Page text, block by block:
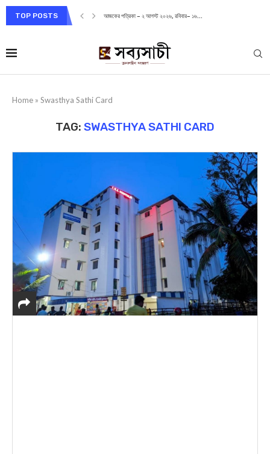
TOP POSTS আজকের পত্রিকা – ২ আগস্ট ২০২৬, রবিবার– ১৬...
Home » Swasthya Sathi Card
TAG: SWASTHYA SATHI CARD